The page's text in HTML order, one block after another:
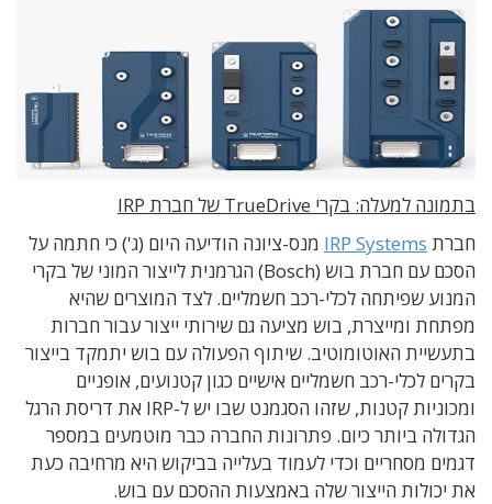
בתמונה למעלה: בקרי TrueDrive של חברת IRP
חברת IRP Systems מנס-ציונה הודיעה היום (ג') כי חתמה על
הסכם עם חברת בוש (Bosch) הגרמנית לייצור המוני של בקרי
המנוע שפיתחה לכלי-רכב חשמליים. לצד המוצרים שהיא
מפתחת ומייצרת, בוש מציעה גם שירותי ייצור עבור חברות
בתעשיית האוטומוטיב. שיתוף הפעולה עם בוש יתמקד בייצור
בקרים לכלי-רכב חשמליים אישיים כגון קטנועים, אופניים
ומכוניות קטנות, שזהו הסגמנט שבו יש ל-IRP את דריסת הרגל
הגדולה ביותר כיום. פתרונות החברה כבר מוטמעים במספר
דגמים מסחריים וכדי לעמוד בעלייה בביקוש היא מרחיבה כעת
את יכולות הייצור שלה באמצעות ההסכם עם בוש.